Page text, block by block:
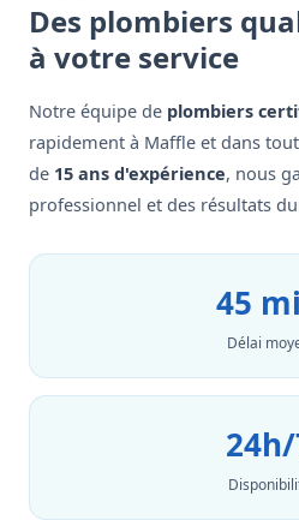
Des plombiers
à votre service
Notre équipe de plombiers
rapidement à Maffle et dans
de 15 ans d'expérience, nous
professionnel et des résultats
45
Délai